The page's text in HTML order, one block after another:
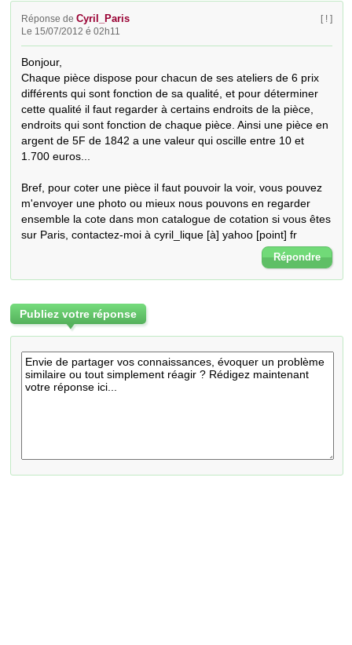
Réponse deCyril_Paris
Le 15/07/2012 é 02h11
[ ! ]
Bonjour,
Chaque pièce dispose pour chacun de ses ateliers de 6 prix
différents qui sont fonction de sa qualité, et pour déterminer
cette qualité il faut regarder à certains endroits de la pièce,
endroits qui sont fonction de chaque pièce. Ainsi une pièce en
argent de 5F de 1842 a une valeur qui oscille entre 10 et
1.700 euros...
Bref, pour coter une pièce il faut pouvoir la voir, vous pouvez
m'envoyer une photo ou mieux nous pouvons en regarder
ensemble la cote dans mon catalogue de cotation si vous êtes
sur Paris, contactez-moi à cyril_lique [à] yahoo [point] fr
Répondre
Publiez votre réponse